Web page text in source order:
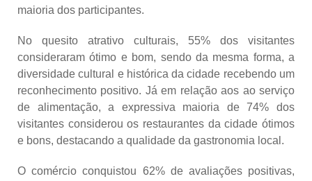
maioria dos participantes.
No quesito atrativo culturais, 55% dos visitantes
consideraram ótimo e bom, sendo da mesma forma, a
diversidade cultural e histórica da cidade recebendo um
reconhecimento positivo. Já em relação aos ao serviço
de alimentação, a expressiva maioria de 74% dos
visitantes considerou os restaurantes da cidade ótimos
e bons, destacando a qualidade da gastronomia local.
O comércio conquistou 62% de avaliações positivas,